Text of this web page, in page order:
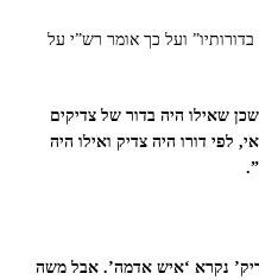
ועל כך אומר רש”י על
שאילו היה בדור של צדיקים
לפי דורו היה צדיק ואילו היה
נקרא ‘איש אדמה’. אבל משה